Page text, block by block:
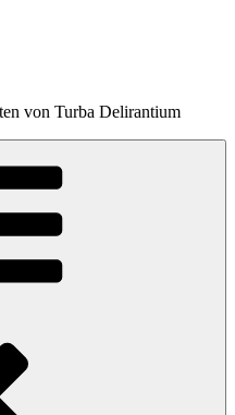
von Turba Delirantium